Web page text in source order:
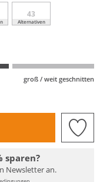
43
Alternativen
groß / weit geschnitten
sparen?
Newsletter an.